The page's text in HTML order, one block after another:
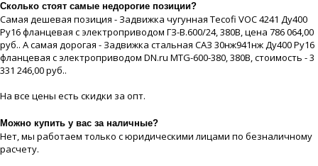
Сколько стоят самые недорогие позиции?
Самая дешевая позиция - Задвижка чугунная Tecofi VOC 4241 Ду400
Ру16 фланцевая с электроприводом ГЗ-В.600/24, 380В, цeна 786 064,00
руб.. А самая дорогая - Задвижка стальная САЗ 30нж941нж Ду400 Ру16
фланцевая с электроприводом DN.ru MTG-600-380, 380В, стоимость - 3
331 246,00 руб..
На все цeны есть скидки за опт.
Можно купить у вас за наличные?
Нет, мы работаем только с юридическими лицами по безналичному
расчету.